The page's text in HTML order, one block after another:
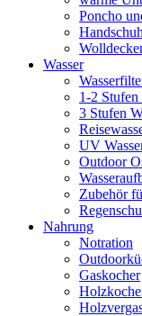
Poncho
Wasser
1-2 Stufen
3 Stufen
UV
Outdoor
Zubehör
Nahrung
Notration
Gaskocher